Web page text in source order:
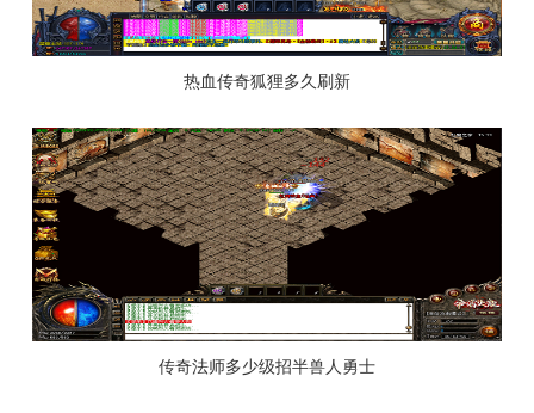
热血传奇狐狸多久刷新
传奇法师多少级招半兽人勇士